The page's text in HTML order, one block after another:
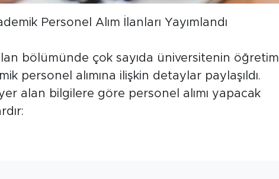
Personel Alım İlanları Yayımlandı
bölümünde çok sayıda üniversitenin öğretim
personel alımına ilişkin detaylar paylaşıldı.
alan bilgilere göre personel alımı yapacak